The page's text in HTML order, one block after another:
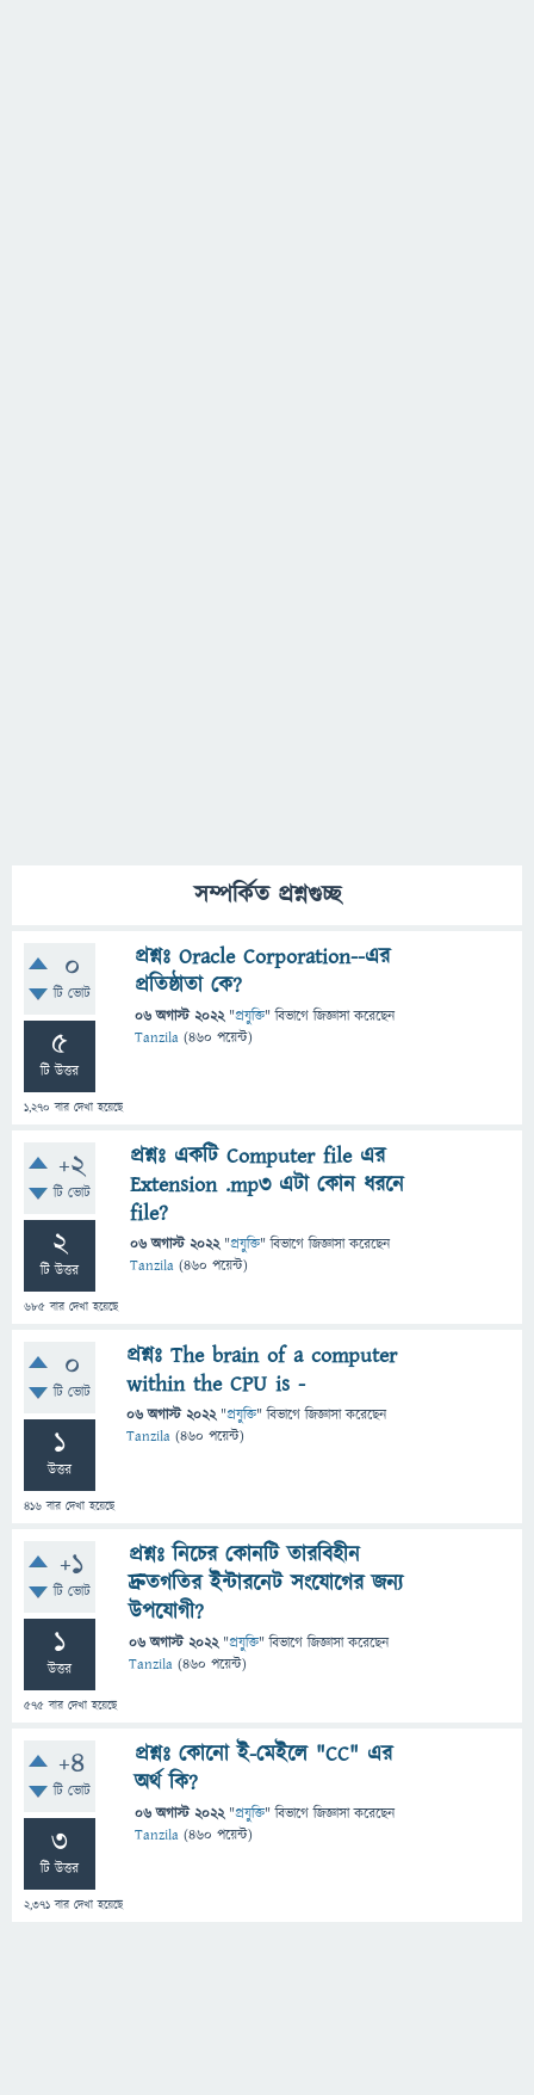
সম্পর্কিত প্রশ্নগুচ্ছ
0
টি ভোট
5
টি উত্তর
1,270 বার দেখা হয়েছে
প্রশ্নঃ Oracle Corporation--এর
প্রতিষ্ঠাতা কে?
06 অগাস্ট 2022 "প্রযুক্তি" বিভাগে জিজ্ঞাসাকরেছেন
Tanzila (460 পয়েন্ট)
+2
টি ভোট
2
টি উত্তর
685 বার দেখা হয়েছে
প্রশ্নঃ একটি Computer file এর
Extension .mp3 এটা কোন ধরনে
file?
06 অগাস্ট 2022 "প্রযুক্তি" বিভাগে জিজ্ঞাসাকরেছেন
Tanzila (460 পয়েন্ট)
0
টি ভোট
1
উত্তর
416 বার দেখা হয়েছে
প্রশ্নঃ The brain of a computer
within the CPU is -
06 অগাস্ট 2022 "প্রযুক্তি" বিভাগে জিজ্ঞাসাকরেছেন
Tanzila (460 পয়েন্ট)
+1
টি ভোট
1
উত্তর
575 বার দেখা হয়েছে
প্রশ্নঃ নিচের কোনটি তারবিহীন
দ্রুতগতির ইন্টারনেট সংযোগের জন্য
উপযোগী?
06 অগাস্ট 2022 "প্রযুক্তি" বিভাগে জিজ্ঞাসাকরেছেন
Tanzila (460 পয়েন্ট)
+4
টি ভোট
3
টি উত্তর
2,371 বার দেখা হয়েছে
প্রশ্নঃ কোনো ই-মেইলে "CC" এর
অর্থ কি?
06 অগাস্ট 2022 "প্রযুক্তি" বিভাগে জিজ্ঞাসাকরেছেন
Tanzila (460 পয়েন্ট)